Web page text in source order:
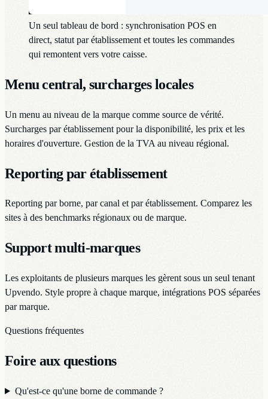
Un seul tableau de bord : synchronisation POS en
direct, statut par établissement et toutes les commandes
qui remontent vers votre caisse.
Menu central, surcharges locales
Un menu au niveau de la marque comme source de vérité.
Surcharges par établissement pour la disponibilité, les prix et les
horaires d'ouverture. Gestion de la TVA au niveau régional.
Reporting par établissement
Reporting par borne, par canal et par établissement. Comparez les
sites à des benchmarks régionaux ou de marque.
Support multi-marques
Les exploitants de plusieurs marques les gèrent sous un seul tenant
Upvendo. Style propre à chaque marque, intégrations POS séparées
par marque.
Questions fréquentes
Foire aux questions
Qu'est-ce qu'une borne de commande ?